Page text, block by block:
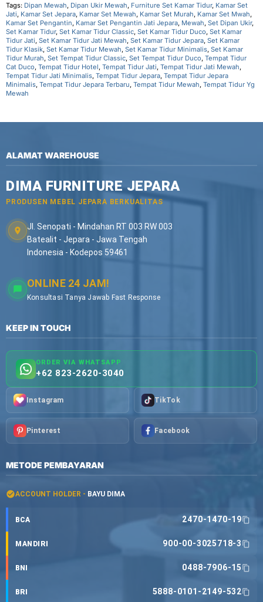
Tags: Dipan Mewah, Dipan Ukir Mewah, Furniture Set Kamar Tidur, Kamar Set
Jati, Kamar Set Jepara, Kamar Set Mewah, Kamar Set Murah, Kamar Set Mwah,
Kamar Set Pengantin, Kamar Set Pengantin Jati Jepara, Mewah, Set Dipan Ukir,
Set Kamar Tidur, Set Kamar Tidur Classic, Set Kamar Tidur Duco, Set Kamar
Tidur Jati, Set Kamar Tidur Jati Mewah, Set Kamar Tidur Jepara, Set Kamar
Tidur Klasik, Set Kamar Tidur Mewah, Set Kamar Tidur Minimalis, Set Kamar
Tidur Murah, Set Tempat Tidur Classic, Set Tempat Tidur Duco, Tempat Tidur
Cat Duco, Tempat Tidur Hotel, Tempat Tidur Jati, Tempat Tidur Jati Mewah,
Tempat Tidur Jati Minimalis, Tempat Tidur Jepara, Tempat Tidur Jepara
Minimalis, Tempat Tidur Jepara Terbaru, Tempat Tidur Mewah, Tempat Tidur Yg
Mewah
ALAMAT WAREHOUSE
DIMA FURNITURE JEPARA
PRODUSEN MEBEL JEPARA BERKUALITAS
Jl. Senopati - Mindahan RT 003 RW 003
Batealit - Jepara - Jawa Tengah
Indonesia - Kodepos 59461
ONLINE 24 JAM!
Konsultasi Tanya Jawab Fast Response
KEEP IN TOUCH
ORDER VIA WHATSAPP
+62 823-2620-3040
Instagram TikTok
Pinterest Facebook
METODE PEMBAYARAN
ACCOUNT HOLDER - BAYU DIMA
BCA 2470-1470-19
MANDIRI 900-00-3025718-3
BNI 0488-7906-15
BRI 5888-0101-2149-532